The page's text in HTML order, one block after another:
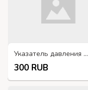
Указатель давления в шинах МД103
300 RUB